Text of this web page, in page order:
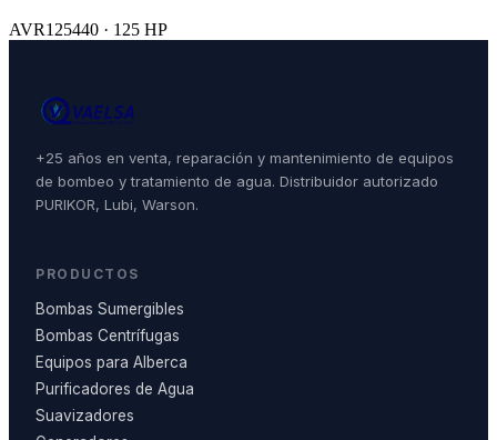
AVR125440 · 125 HP
+25 años en venta, reparación y mantenimiento de equipos
de bombeo y tratamiento de agua. Distribuidor autorizado
PURIKOR, Lubi, Warson.
PRODUCTOS
Bombas Sumergibles
Bombas Centrífugas
Equipos para Alberca
Purificadores de Agua
Suavizadores